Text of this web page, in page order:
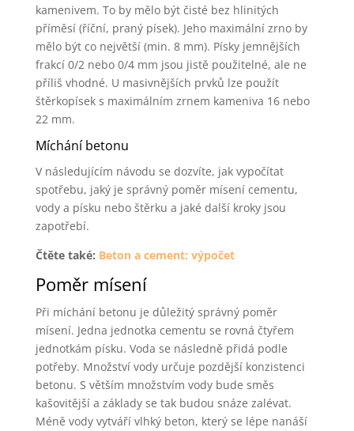
kamenivem. To by mělo být čisté bez hlinitých
příměsí (říční, praný písek). Jeho maximální zrno by
mělo být co největší (min. 8 mm). Písky jemnějších
frakcí 0/2 nebo 0/4 mm jsou jistě použitelné, ale ne
příliš vhodné. U masivnějších prvků lze použít
štěrkopísek s maximálním zrnem kameniva 16 nebo
22 mm.
Míchání betonu
V následujícím návodu se dozvíte, jak vypočítat
spotřebu, jaký je správný poměr mísení cementu,
vody a písku nebo štěrku a jaké další kroky jsou
zapotřebí.
Čtěte také: Beton a cement: výpočet
Poměr mísení
Při míchání betonu je důležitý správný poměr
mísení. Jedna jednotka cementu se rovná čtyřem
jednotkám písku. Voda se následně přidá podle
potřeby. Množství vody určuje pozdější konzistenci
betonu. S větším množstvím vody bude směs
kašovitější a základy se tak budou snáze zalévat.
Méně vody vytváří vlhký beton, který se lépe nanáší